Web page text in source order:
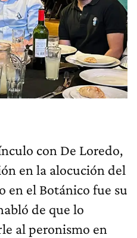
con De Loredo,
en la alocución del
en el Botánico fue su
de que lo
al peronismo en